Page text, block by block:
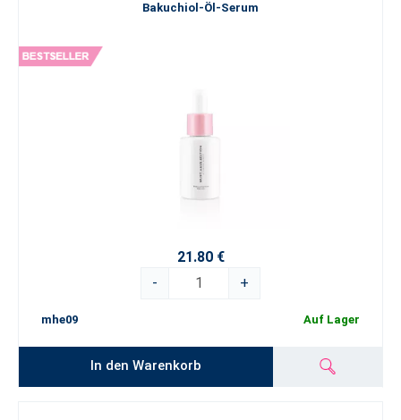
Bakuchiol-Öl-Serum
21.80 €
-
+
mhe09 Auf Lager
In den Warenkorb